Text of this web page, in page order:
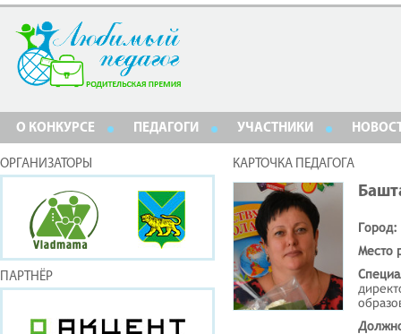
О КОНКУРСЕ ПЕДАГОГИ УЧАСТНИКИ
ОРГАНИЗАТОРЫ
ПАРТНЁР
КАРТОЧКА ПЕДАГОГА
Город:
Место